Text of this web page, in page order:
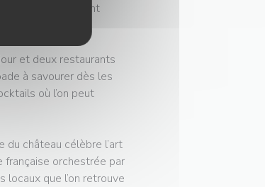
Vardon font
et deux restaurants
à savourer dès les
où l’on peut
du château célèbre l’art
française orchestrée par
locaux que l’on retrouve